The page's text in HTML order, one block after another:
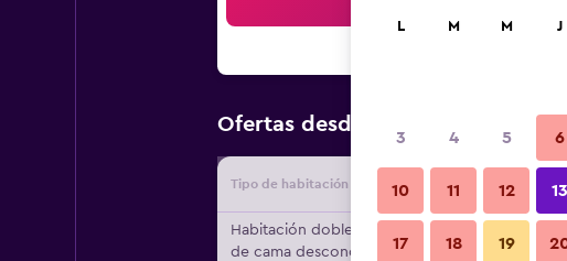
Ofertas desde Oferta más
Tipo de habitación Proveedor
Habitación doble, tipo
de cama desconocido
L M M J
3 4 5 6
10 11 12 13
17 18 19